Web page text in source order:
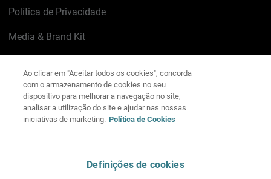
Política de Privacidade
Media & Brand Kit
LinkedIn
X FacebookInstagram
YouTube
Ao clicar em "Aceitar todos os cookies", concorda
com o armazenamento de cookies no seu
dispositivo para melhorar a navegação no site,
analisar a utilização do site e ajudar nas nossas
iniciativas de marketing. Política de Cookies
Definições de cookies